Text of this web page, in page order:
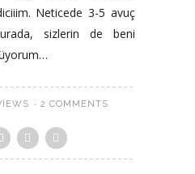
Neticede 3-5 avuç
sizlerin de beni
2 COMMENTS